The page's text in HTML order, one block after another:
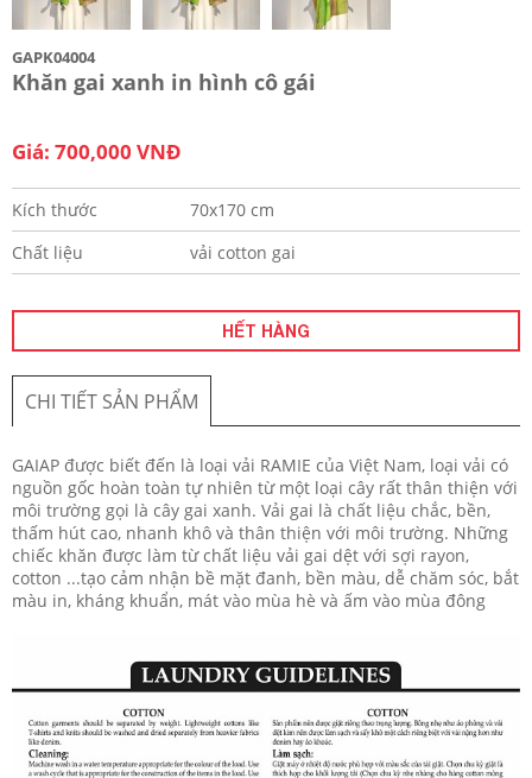
GAPK04004
Khăn gai xanh in hình cô gái
Giá: 700,000 VNĐ
Kích thước
70x170 cm
Chất liệu
vải cotton gai
HẾT HÀNG
CHI TIẾT SẢN PHẨM
GAIAP được biết đến là loại vải RAMIE của Việt Nam, loại vải có
nguồn gốc hoàn toàn tự nhiên từ một loại cây rất thân thiện với
môi trường gọi là cây gai xanh. Vải gai là chất liệu chắc, bền,
thấm hút cao, nhanh khô và thân thiện với môi trường. Những
chiếc khăn được làm từ chất liệu vải gai dệt với sợi rayon,
cotton ...tạo cảm nhận bề mặt đanh, bền màu, dễ chăm sóc, bắt
màu in, kháng khuẩn, mát vào mùa hè và ấm vào mùa đông